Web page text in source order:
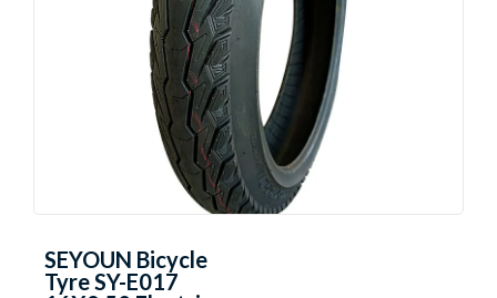
SEYOUN Bicycle
Tyre SY-E017